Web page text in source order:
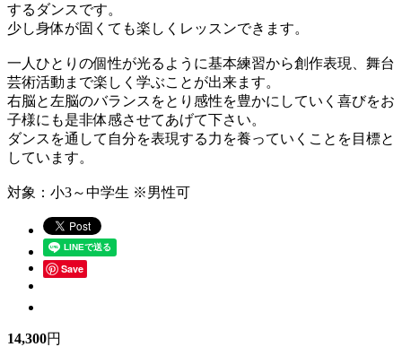
するダンスです。
少し身体が固くても楽しくレッスンできます。
一人ひとりの個性が光るように基本練習から創作表現、舞台
芸術活動まで楽しく学ぶことが出来ます。
右脳と左脳のバランスをとり感性を豊かにしていく喜びをお
子様にも是非体感させてあげて下さい。
ダンスを通して自分を表現する力を養っていくことを目標と
しています。
対象：小3～中学生 ※男性可
Save
14,300円